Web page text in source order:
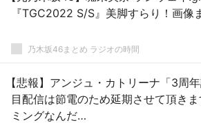
『TGC2022 S/S』美脚すらり！画像
乃木坂46まとめ ラジオの時間
【悲報】アンジュ・カトリーナ「3周
目配信は節電のため延期させて頂き
ミングなんだ…